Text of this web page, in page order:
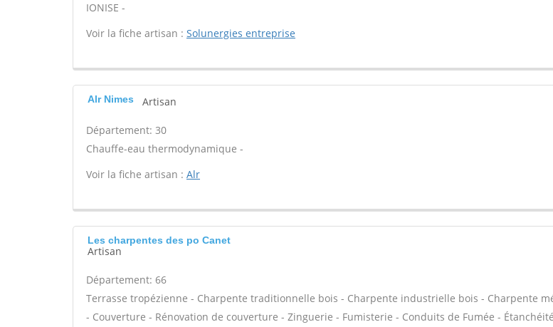
IONISE -
Voir la fiche artisan : Solunergies entreprise
Alr Nimes Artisan
Département: 30
Chauffe-eau thermodynamique -
Voir la fiche artisan : Alr
Les charpentes des po Canet
Artisan
Département: 66
Terrasse tropézienne - Charpente traditionnelle bois - Charpente industrielle bois - Charpente
- Couverture - Rénovation de couverture - Zinguerie - Fumisterie - Conduits de Fumée -